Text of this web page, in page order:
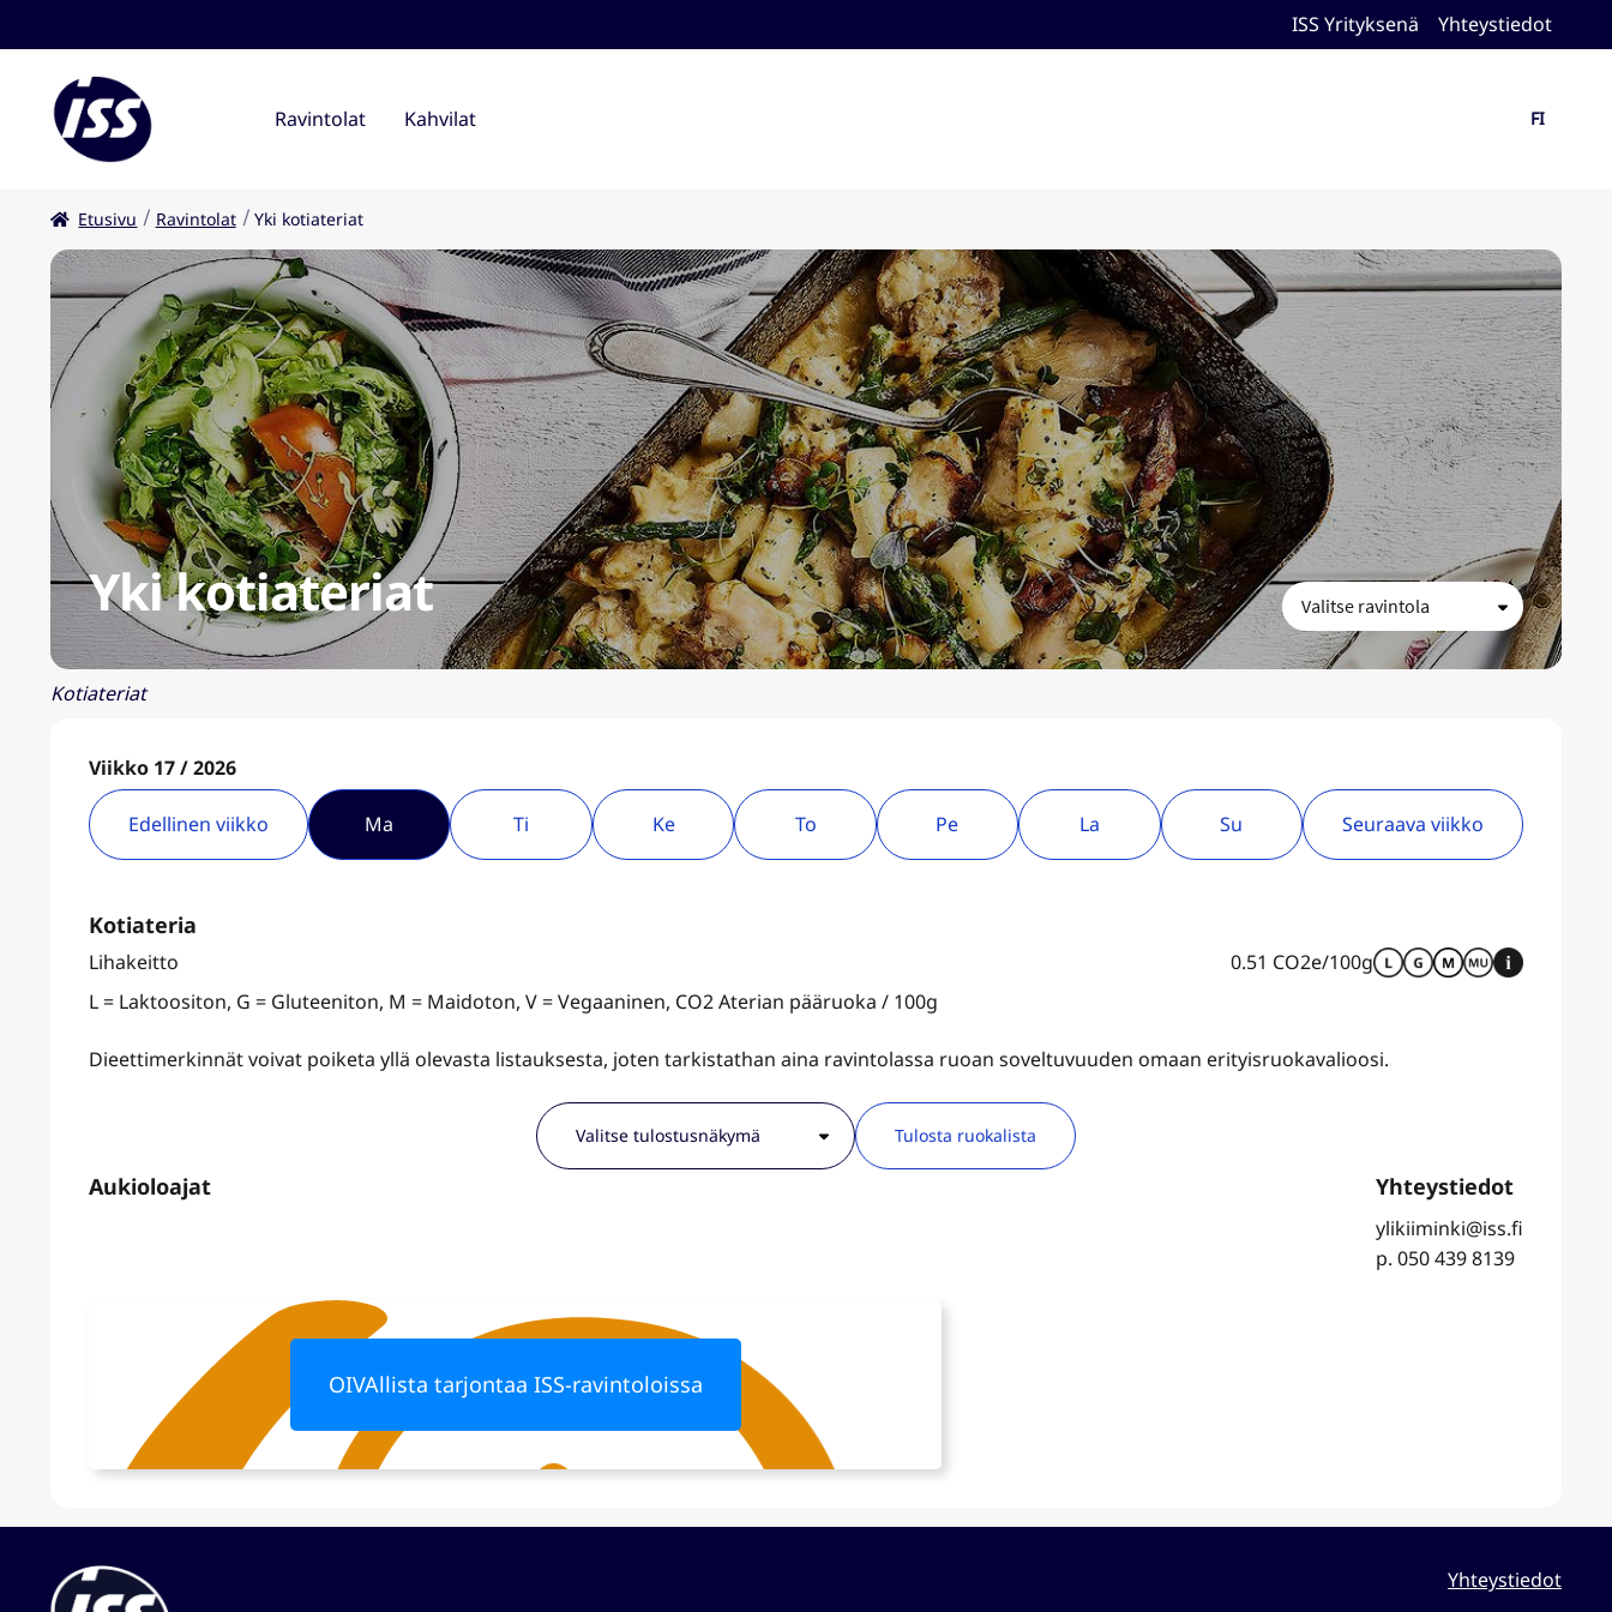
ISS Yrityksenä Yhteystiedot
Ravintolat Kahvilat FI
Etusivu Ravintolat Yki kotiateriat
Yki kotiateriat
Kotiateriat
Viikko 17 / 2026
Edellinen viikko Ma Ti Ke To Pe La Su Seuraava viikko
Kotiateria
Lihakeitto
0.51 CO2e/100g
L = Laktoositon, G = Gluteeniton, M = Maidoton, V = Vegaaninen, CO2 Aterian pääruoka / 100g
Dieettimerkinnät voivat poiketa yllä olevasta listauksesta, joten tarkistathan aina ravintolassa ruoan soveltuvuuden omaan erityisruokavalioosi.
Tulosta ruokalista
ylikiiminki@iss.fi
p. 050 439 8139
OIVAllista tarjontaa ISS-ravintoloissa
Yhteystiedot